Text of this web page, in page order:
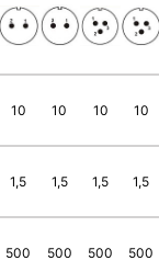
10
1,5
500
10
1,5
500
10
1,5
500
10
1,5
500